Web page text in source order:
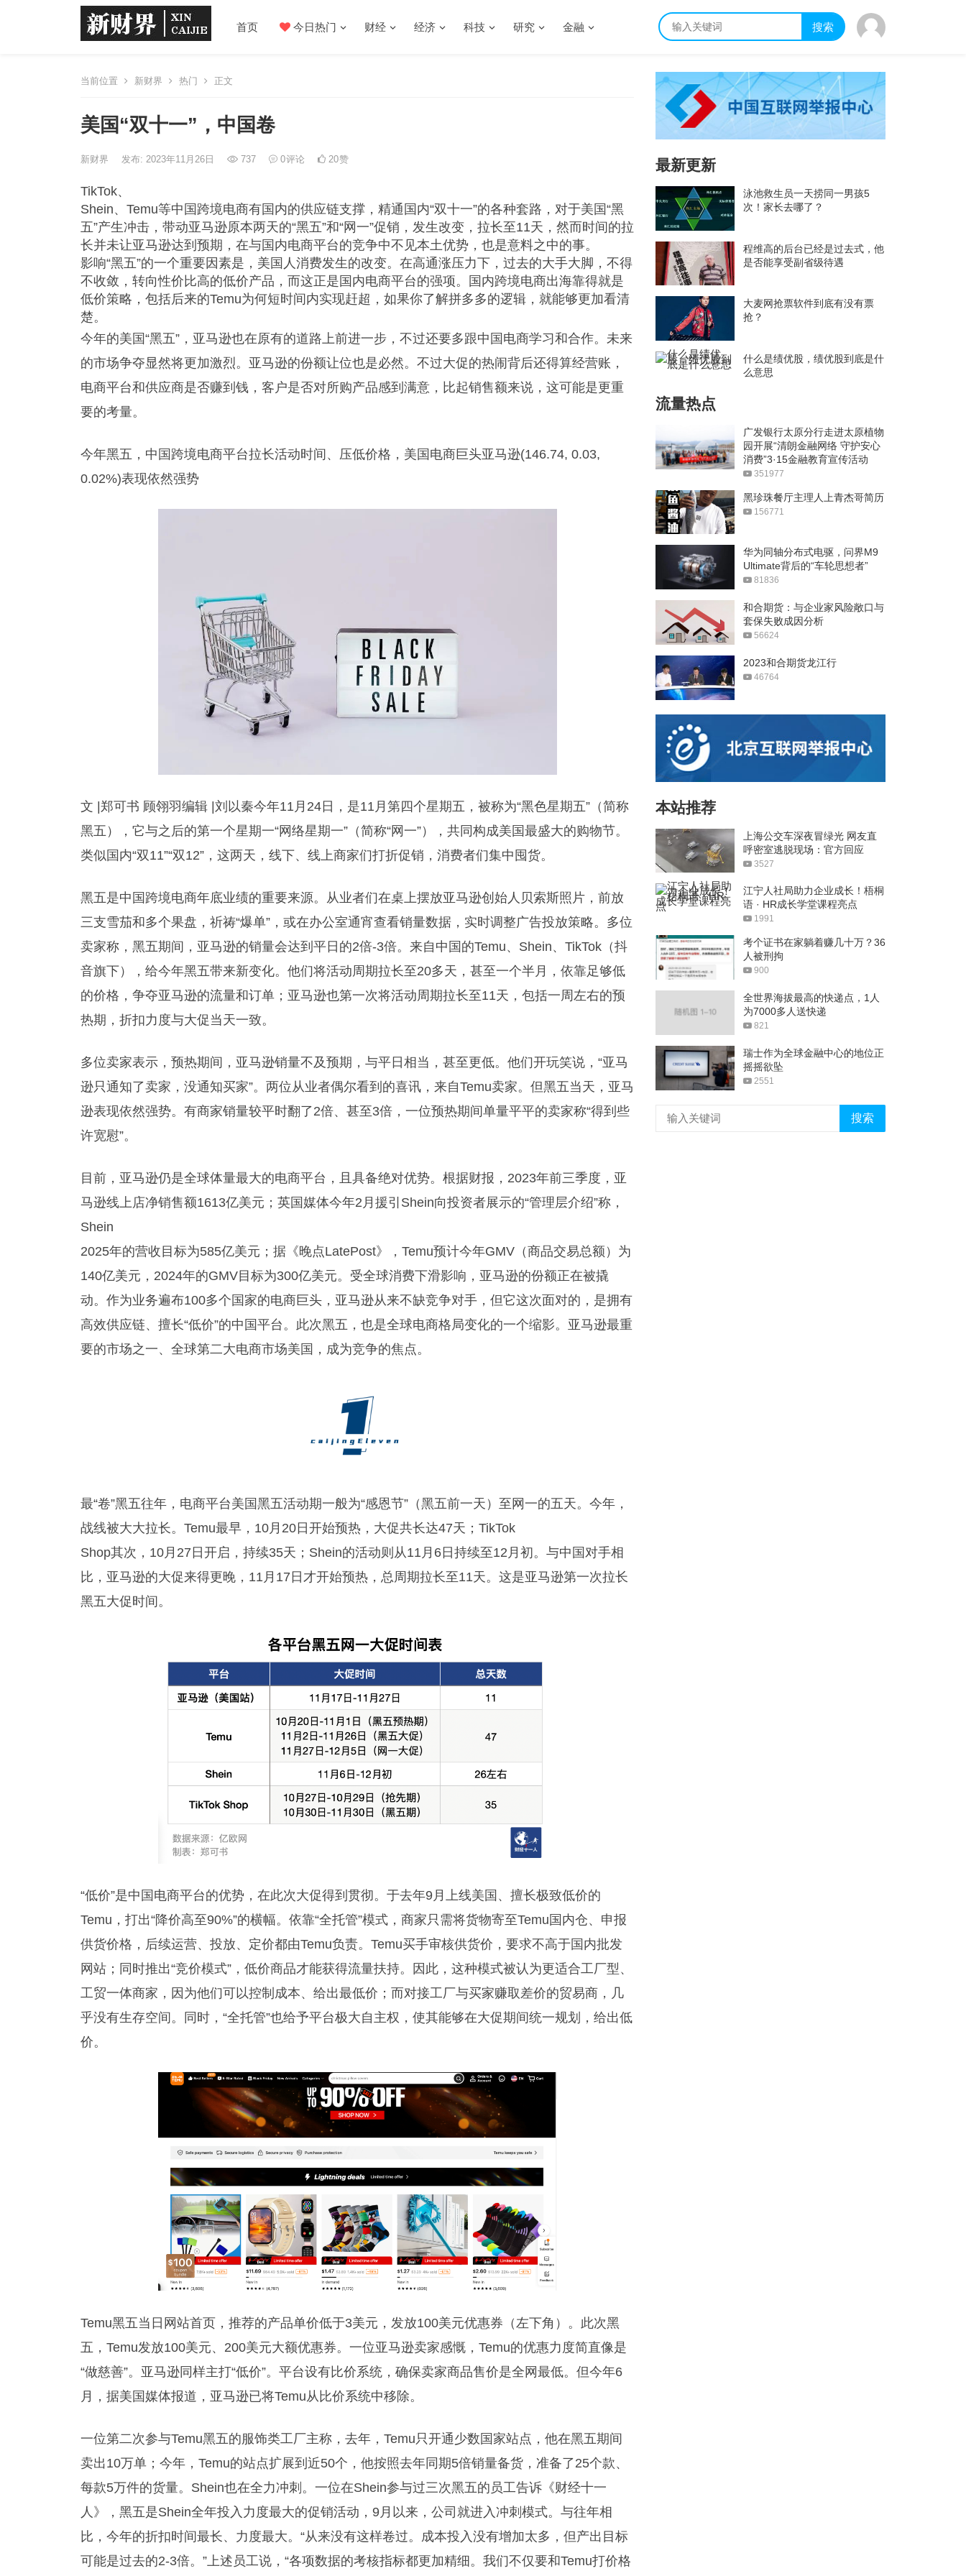
首页 今日热门 财经 经济 科技 研究 金融 搜索
当前位置 新财界 热门 正文
美国“双十一”，中国卷
新财界 发布: 2023年11月26日 737 0评论 20赞
TikTok、
Shein、Temu等中国跨境电商有国内的供应链支撑，精通国内“双十一”的各种套路，对于美国“黑
五”产生冲击，带动亚马逊原本两天的“黑五”和“网一”促销，发生改变，拉长至11天，然而时间的拉
长并未让亚马逊达到预期，在与国内电商平台的竞争中不见本土优势，也是意料之中的事。
影响“黑五”的一个重要因素是，美国人消费发生的改变。在高通涨压力下，过去的大手大脚，不得
不收敛，转向性价比高的低价产品，而这正是国内电商平台的强项。国内跨境电商出海靠得就是
低价策略，包括后来的Temu为何短时间内实现赶超，如果你了解拼多多的逻辑，就能够更加看清
楚。
今年的美国“黑五”，亚马逊也在原有的道路上前进一步，不过还要多跟中国电商学习和合作。未来
的市场争夺显然将更加激烈。亚马逊的份额让位也是必然。不过大促的热闹背后还得算经营账，
电商平台和供应商是否赚到钱，客户是否对所购产品感到满意，比起销售额来说，这可能是更重
要的考量。
今年黑五，中国跨境电商平台拉长活动时间、压低价格，美国电商巨头亚马逊(146.74, 0.03,
0.02%)表现依然强势
文 | 郑可书 顾翎羽编辑 | 刘以秦今年11月24日，是11月第四个星期五，被称为“黑色星期五”（简称
黑五），它与之后的第一个星期一“网络星期一”（简称“网一”），共同构成美国最盛大的购物节。
类似国内“双11”“双12”，这两天，线下、线上商家们打折促销，消费者们集中囤货。
黑五是中国跨境电商年底业绩的重要来源。从业者们在桌上摆放亚马逊创始人贝索斯照片，前放
三支雪茄和多个果盘，祈祷“爆单”，或在办公室通宵查看销量数据，实时调整广告投放策略。多位
卖家称，黑五期间，亚马逊的销量会达到平日的2倍-3倍。来自中国的Temu、Shein、TikTok（抖
音旗下），给今年黑五带来新变化。他们将活动周期拉长至20多天，甚至一个半月，依靠足够低
的价格，争夺亚马逊的流量和订单；亚马逊也第一次将活动周期拉长至11天，包括一周左右的预
热期，折扣力度与大促当天一致。
多位卖家表示，预热期间，亚马逊销量不及预期，与平日相当，甚至更低。他们开玩笑说，“亚马
逊只通知了卖家，没通知买家”。两位从业者偶尔看到的喜讯，来自Temu卖家。但黑五当天，亚马
逊表现依然强势。有商家销量较平时翻了2倍、甚至3倍，一位预热期间单量平平的卖家称“得到些
许宽慰”。
目前，亚马逊仍是全球体量最大的电商平台，且具备绝对优势。根据财报，2023年前三季度，亚
马逊线上店净销售额1613亿美元；英国媒体今年2月援引Shein向投资者展示的“管理层介绍”称，
Shein
2025年的营收目标为585亿美元；据《晚点LatePost》，Temu预计今年GMV（商品交易总额）为
140亿美元，2024年的GMV目标为300亿美元。受全球消费下滑影响，亚马逊的份额正在被撬
动。作为业务遍布100多个国家的电商巨头，亚马逊从来不缺竞争对手，但它这次面对的，是拥有
高效供应链、擅长“低价”的中国平台。此次黑五，也是全球电商格局变化的一个缩影。亚马逊最重
要的市场之一、全球第二大电商市场美国，成为竞争的焦点。
最“卷”黑五往年，电商平台美国黑五活动期一般为“感恩节”（黑五前一天）至网一的五天。今年，
战线被大大拉长。Temu最早，10月20日开始预热，大促共长达47天；TikTok
Shop其次，10月27日开启，持续35天；Shein的活动则从11月6日持续至12月初。与中国对手相
比，亚马逊的大促来得更晚，11月17日才开始预热，总周期拉长至11天。这是亚马逊第一次拉长
黑五大促时间。
“低价”是中国电商平台的优势，在此次大促得到贯彻。于去年9月上线美国、擅长极致低价的
Temu，打出“降价高至90%”的横幅。依靠“全托管”模式，商家只需将货物寄至Temu国内仓、申报
供货价格，后续运营、投放、定价都由Temu负责。Temu买手审核供货价，要求不高于国内批发
网站；同时推出“竞价模式”，低价商品才能获得流量扶持。因此，这种模式被认为更适合工厂型、
工贸一体商家，因为他们可以控制成本、给出最低价；而对接工厂与买家赚取差价的贸易商，几
乎没有生存空间。同时，“全托管”也给予平台极大自主权，使其能够在大促期间统一规划，给出低
价。
Temu黑五当日网站首页，推荐的产品单价低于3美元，发放100美元优惠券（左下角）。此次黑
五，Temu发放100美元、200美元大额优惠券。一位亚马逊卖家感慨，Temu的优惠力度简直像是
“做慈善”。亚马逊同样主打“低价”。平台设有比价系统，确保卖家商品售价是全网最低。但今年6
月，据美国媒体报道，亚马逊已将Temu从比价系统中移除。
一位第二次参与Temu黑五的服饰类工厂主称，去年，Temu只开通少数国家站点，他在黑五期间
卖出10万单；今年，Temu的站点扩展到近50个，他按照去年同期5倍销量备货，准备了25个款、
每款5万件的货量。Shein也在全力冲刺。一位在Shein参与过三次黑五的员工告诉《财经十一
人》，黑五是Shein全年投入力度最大的促销活动，9月以来，公司就进入冲刺模式。与往年相
比，今年的折扣时间最长、力度最大。“从来没有这样卷过。成本投入没有增加太多，但产出目标
可能是过去的2-3倍。”上述员工说，“各项数据的考核指标都更加精细。我们不仅要和Temu打价格
最新更新
泳池救生员一天捞同一男孩5
次！家长去哪了？
程维高的后台已经是过去式，他
是否能享受副省级待遇
大麦网抢票软件到底有没有票
抢？
什么是绩优股，绩优股到底是什
么意思
流量热点
广发银行太原分行走进太原植物
园开展“清朗金融网络 守护安心
消费”3·15金融教育宣传活动
351977
黑珍珠餐厅主理人上青杰哥简历
156771
华为同轴分布式电驱，问界M9
Ultimate背后的“车轮思想者”
81836
和合期货：与企业家风险敞口与
套保失败成因分析
56624
2023和合期货龙江行
46764
本站推荐
上海公交车深夜冒绿光 网友直
呼密室逃脱现场：官方回应
3527
江宁人社局助力企业成长！梧桐
语 · HR成长学堂课程亮点
1991
考个证书在家躺着赚几十万？36
人被刑拘
900
全世界海拔最高的快递点，1人
为7000多人送快递
821
瑞士作为全球金融中心的地位正
摇摇欲坠
2551
搜索